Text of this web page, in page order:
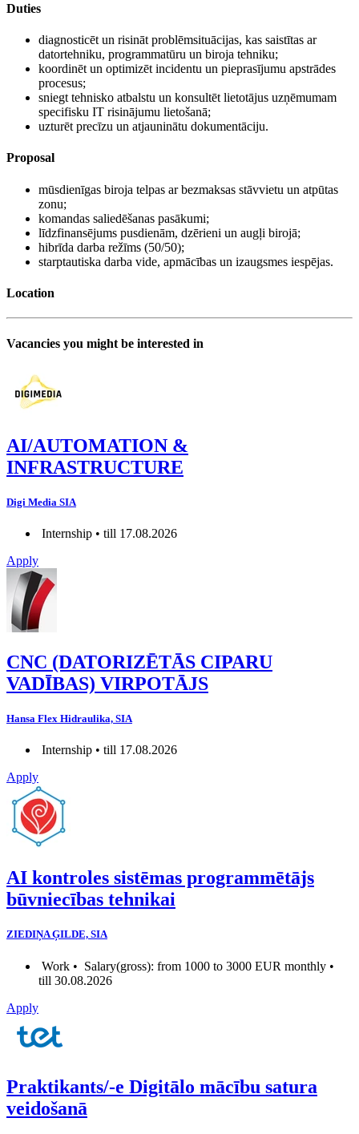
Duties
diagnosticēt un risināt problēmsituācijas, kas saistītas ar
datortehniku, programmatūru un biroja tehniku;
koordinēt un optimizēt incidentu un pieprasījumu apstrādes
procesus;
sniegt tehnisko atbalstu un konsultēt lietotājus uzņēmumam
specifisku IT risinājumu lietošanā;
uzturēt precīzu un atjauninātu dokumentāciju.
Proposal
mūsdienīgas biroja telpas ar bezmaksas stāvvietu un atpūtas
zonu;
komandas saliedēšanas pasākumi;
līdzfinansējums pusdienām, dzērieni un augļi birojā;
hibrīda darba režīms (50/50);
starptautiska darba vide, apmācības un izaugsmes iespējas.
Location
Vacancies you might be interested in
AI/AUTOMATION &
INFRASTRUCTURE
Digi Media SIA
Internship • till 17.08.2026
Apply
CNC (DATORIZĒTĀS CIPARU
VADĪBAS) VIRPOTĀJS
Hansa Flex Hidraulika, SIA
Internship • till 17.08.2026
Apply
AI kontroles sistēmas programmētājs
būvniecības tehnikai
ZIEDIŅA ĢILDE, SIA
Work • Salary(gross): from 1000 to 3000 EUR monthly •
till 30.08.2026
Apply
Praktikants/-e Digitālo mācību satura
veidošanā